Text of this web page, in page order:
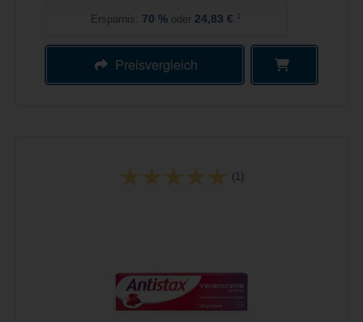
Ersparnis: 70 % oder 24,83 € 1
Preisvergleich
(1)